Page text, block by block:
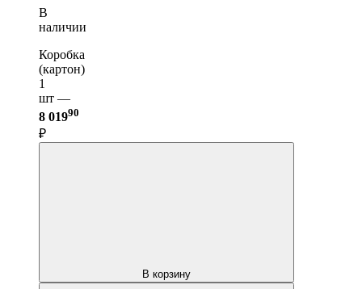
В
наличии
Коробка
(картон)
1
шт —
8 01990
₽
В корзину